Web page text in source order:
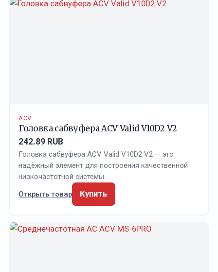
ACV
Головка сабвуфера ACV Valid V10D2 V2
242.89 RUB
Головка сабвуфера ACV Valid V10D2 V2 — это
надёжный элемент для построения качественной
низкочастотной системы…
Открыть товар
Купить